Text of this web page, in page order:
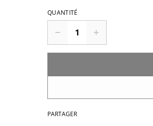
QUANTITÉ
PARTAGER